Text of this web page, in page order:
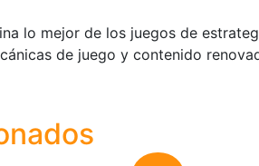
lo mejor de los juegos de
de juego y contenido